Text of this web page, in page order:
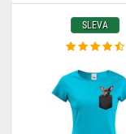
SLEVA